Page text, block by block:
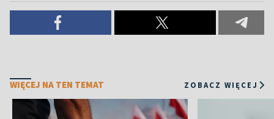
WIĘCEJ NA TEN TEMAT ZOBACZ WIĘCEJ